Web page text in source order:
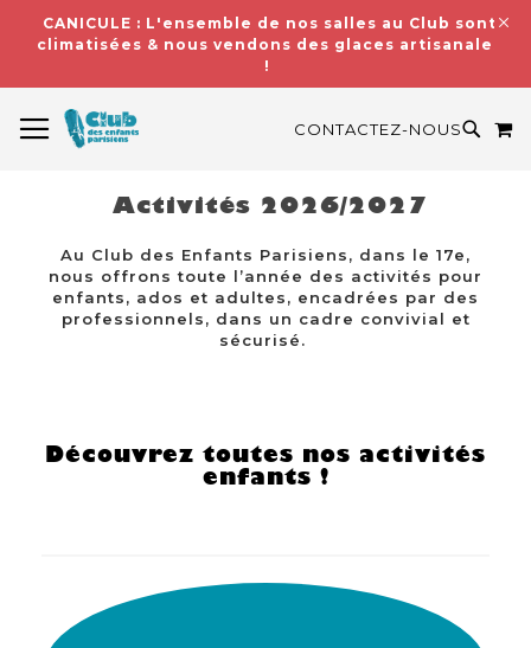
CANICULE : L'ensemble de nos salles au Club sont
climatisées & nous vendons des glaces artisanales
!
CONTACTEZ-NOUS
Activités 2026/2027
Au Club des Enfants Parisiens, dans le 17e,
nous offrons toute l’année des activités pour
enfants, ados et adultes, encadrées par des
professionnels, dans un cadre convivial et
sécurisé.
Découvrez toutes nos activités
enfants !